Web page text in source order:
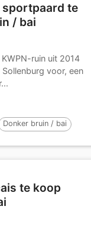
sportpaard te
/ bai
ruin uit 2014
Sollenburg voor, een
Donker bruin / bai
te koop